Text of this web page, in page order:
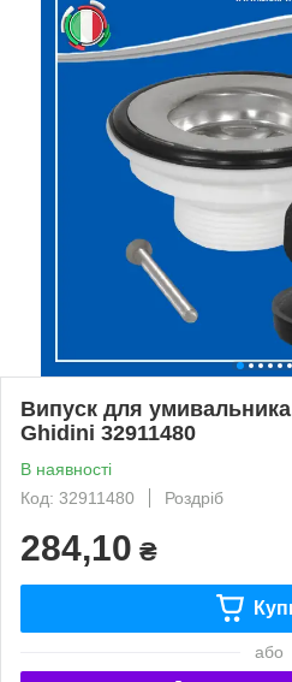
Випуск для
Ghidini 32911480
В наявності
Код: 32911480
Роздріб
284,10 ₴
або